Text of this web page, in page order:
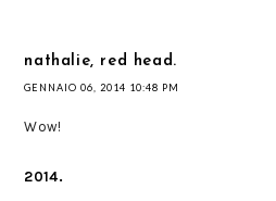
nathalie, red head.
GENNAIO 06, 2014 10:48 PM
Wow!
2014.